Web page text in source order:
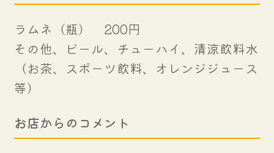
ラムネ（瓶） 200円
その他、ビール、チューハイ、清涼飲料水
（お茶、スポーツ飲料、オレンジジュース
等）
お店からのコメント